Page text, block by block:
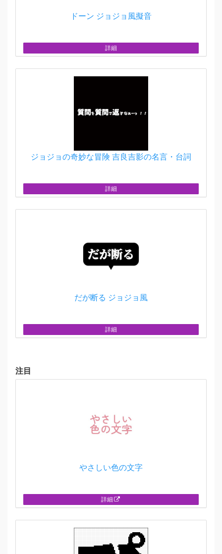
ドーン ジョジョ風擬音
詳細
ジョジョの奇妙な冒険 吉良吉影の名言・台詞
詳細
だが断る ジョジョ風
詳細
注目
やさしい色の文字
詳細